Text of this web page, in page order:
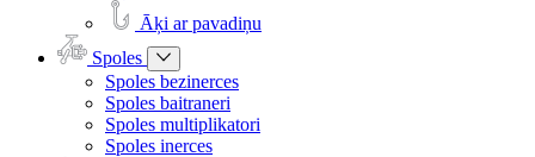
Āķi ar pavadiņu
Spoles
Spoles bezinerces
Spoles baitraneri
Spoles multiplikatori
Spoles inerces